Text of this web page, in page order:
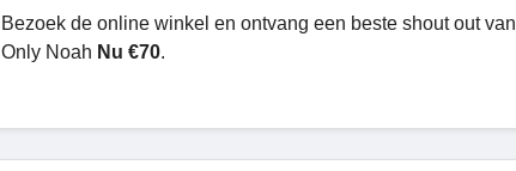
Bezoek de online winkel en ontvang een beste shout out van
Only Noah Nu €70.